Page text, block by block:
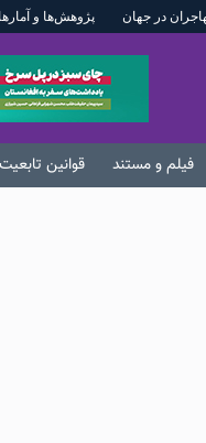
در جهان پژوهش‌ها و
فیلم و مستند قوانین